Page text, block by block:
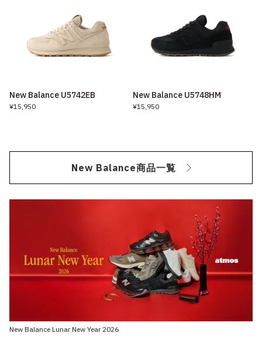
New Balance U5742EB
¥15,950
New Balance U5748HM
¥15,950
New Balance商品一覧
New Balance Lunar New Year 2026